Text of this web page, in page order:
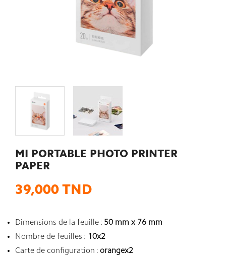
MI PORTABLE PHOTO PRINTER
PAPER
39,000 TND
Dimensions de la feuille : 50 mm x 76 mm
Nombre de feuilles : 10x2
Carte de configuration : orangex2